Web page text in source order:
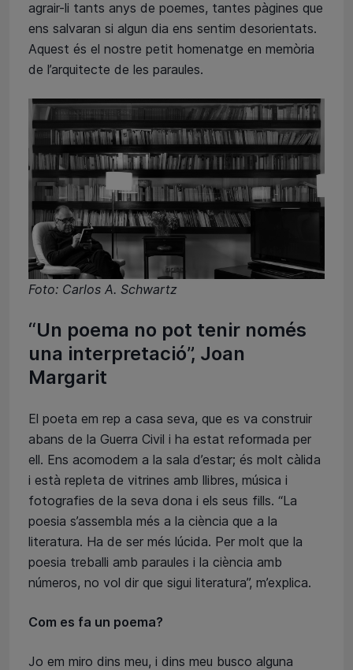
agrair-li tants anys de poemes, tantes pàgines que
ens salvaran si algun dia ens sentim desorientats.
Aquest és el nostre petit homenatge en memòria
de l’arquitecte de les paraules.
Foto: Carlos A. Schwartz
“Un poema no pot tenir només
una interpretació”, Joan
Margarit
El poeta em rep a casa seva, que es va construir
abans de la Guerra Civil i ha estat reformada per
ell. Ens acomodem a la sala d’estar; és molt càlida
i està repleta de vitrines amb llibres, música i
fotografies de la seva dona i els seus fills. “La
poesia s’assembla més a la ciència que a la
literatura. Ha de ser més lúcida. Per molt que la
poesia treballi amb paraules i la ciència amb
números, no vol dir que sigui literatura”, m’explica.
Com es fa un poema?
Jo em miro dins meu, i dins meu busco alguna